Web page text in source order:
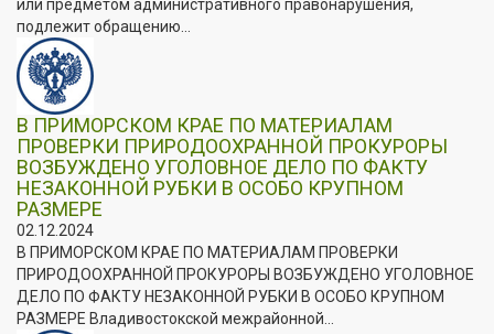
или предметом административного правонарушения,
подлежит обращению...
В ПРИМОРСКОМ КРАЕ ПО МАТЕРИАЛАМ
ПРОВЕРКИ ПРИРОДООХРАННОЙ ПРОКУРОРЫ
ВОЗБУЖДЕНО УГОЛОВНОЕ ДЕЛО ПО ФАКТУ
НЕЗАКОННОЙ РУБКИ В ОСОБО КРУПНОМ
РАЗМЕРЕ
02.12.2024
В ПРИМОРСКОМ КРАЕ ПО МАТЕРИАЛАМ ПРОВЕРКИ
ПРИРОДООХРАННОЙ ПРОКУРОРЫ ВОЗБУЖДЕНО УГОЛОВНОЕ
ДЕЛО ПО ФАКТУ НЕЗАКОННОЙ РУБКИ В ОСОБО КРУПНОМ
РАЗМЕРЕ Владивостокской межрайонной...